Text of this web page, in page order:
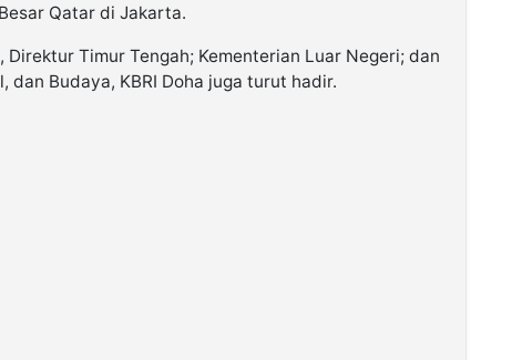
Qatar di Jakarta.
Timur Tengah; Kementerian Luar Negeri; dan
dan Budaya, KBRI Doha juga turut hadir.